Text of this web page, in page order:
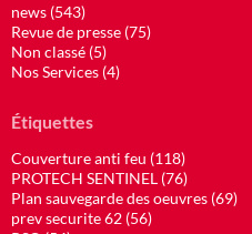
news (543)
Revue de presse (75)
Non classé (5)
Nos Services (4)
Étiquettes
Couverture anti feu (118)
PROTECH SENTINEL (76)
Plan sauvegarde des oeuvres (69)
prev securite 62 (56)